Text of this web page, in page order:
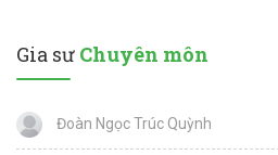
Gia sư Chuyên môn
Đoàn Ngọc Trúc Quỳnh